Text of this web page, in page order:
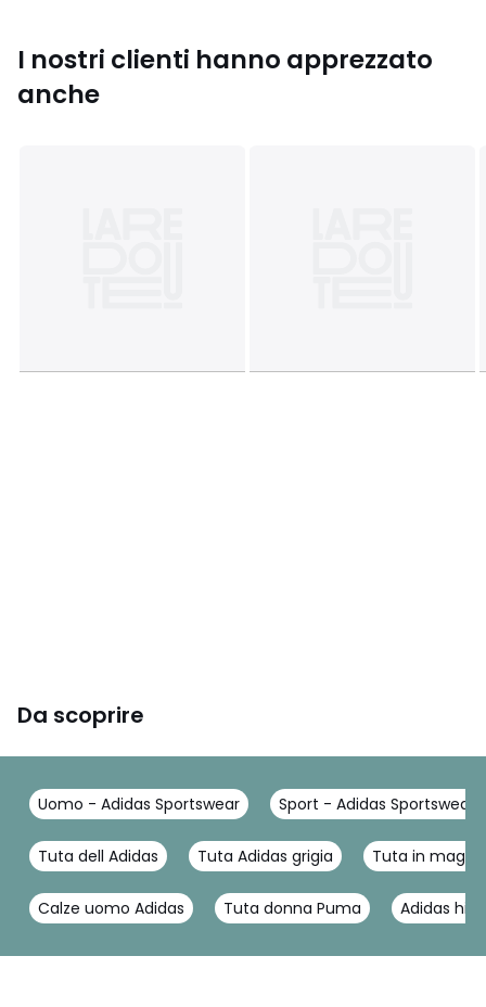
Taglie XS, S, M, L, XL, XXL
I nostri clienti hanno apprezzato
anche
Da scoprire
Uomo - Adidas Sportswear Sport - Adidas Sportswear
Tuta dell Adidas Tuta Adidas grigia Tuta in maglia
Calze uomo Adidas Tuta donna Puma Adidas high